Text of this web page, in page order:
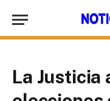
La Justicia